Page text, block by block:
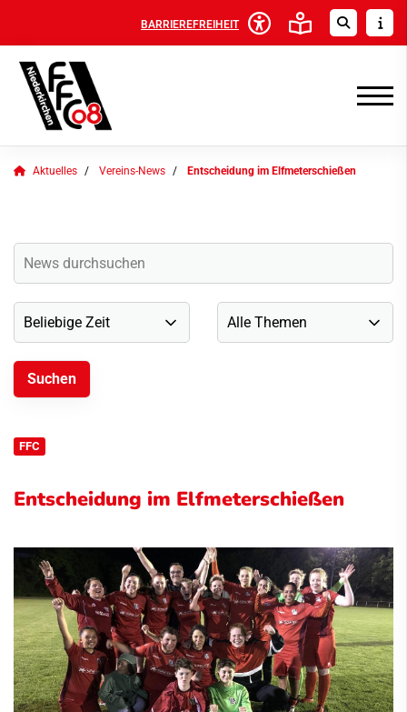
BARRIEREFREIHEIT
Aktuelles Vereins-News Entscheidung im Elfmeterschießen
FFC
Entscheidung im Elfmeterschießen